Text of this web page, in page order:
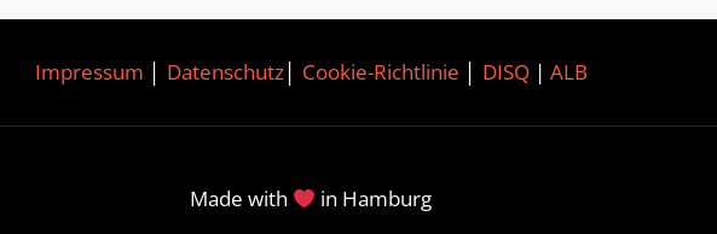
Impressum Datenschutz│ Cookie-Richtlinie DISQ| ALB
Made with in Hamburg